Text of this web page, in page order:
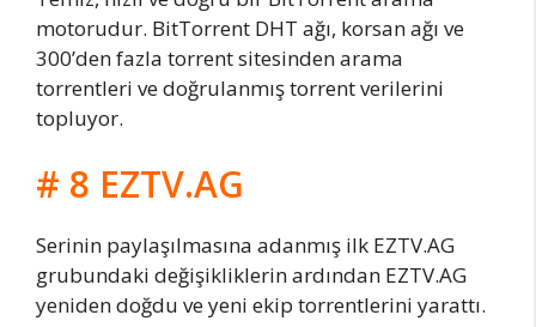
motorudur. BitTorrent DHT ağı, korsan ağı ve
300’den fazla torrent sitesinden arama
torrentleri ve doğrulanmış torrent verilerini
topluyor.
# 8 EZTV.AG
Serinin paylaşılmasına adanmış ilk EZTV.AG
grubundaki değişikliklerin ardından EZTV.AG
yeniden doğdu ve yeni ekip torrentlerini yarattı.